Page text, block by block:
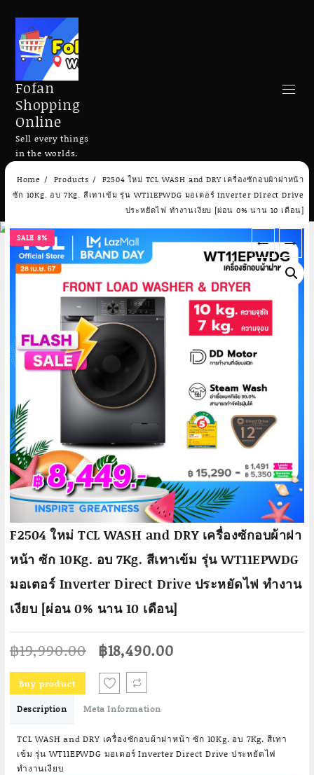
Skip
content
Fofan
Shopping
Online
Sell every things
in the worlds.
Search
Home Products
F2504 ใหม่ TCL WASH and DRY เครื่องซักอบผ้าฝาหน้า
ซัก 10Kg. อบ 7Kg. สีเทาเข้ม รุ่น WT11EPWDG มอเตอร์ Inverter Direct Drive
ประหยัดไฟ ทำงานเงียบ [ผ่อน 0% นาน 10 เดือน]
SALE 8% ← →
F2504 ใหม่ TCL WASH and DRY เครื่องซักอบผ้าฝา
หน้า ซัก 10Kg. อบ 7Kg. สีเทาเข้ม รุ่น WT11EPWDG
มอเตอร์ Inverter Direct Drive ประหยัดไฟ ทำงาน
เงียบ [ผ่อน 0% นาน 10 เดือน]
฿19,990.00 Original
price
was:
฿19,990.00.
฿18,490.00Current
Buy product
Description Meta Information
TCL WASH and DRY เครื่องซักอบผ้าฝาหน้า ซัก 10Kg. อบ 7Kg. สีเทา
เข้ม รุ่น WT11EPWDG มอเตอร์ Inverter Direct Drive ประหยัดไฟ
ทำงานเงียบ
Add to cart Add to cart